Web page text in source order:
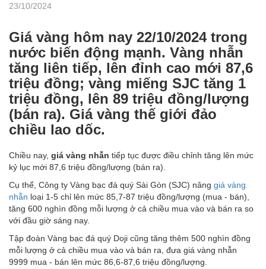
23/10/2024
Giá vàng hôm nay 22/10/2024 trong
nước biến động mạnh. Vàng nhẫn
tăng liên tiếp, lên đỉnh cao mới 87,6
triệu đồng; vàng miếng SJC tăng 1
triệu đồng, lên 89 triệu đồng/lượng
(bán ra). Giá vàng thế giới đảo
chiều lao dốc.
Chiều nay, giá vàng nhẫn tiếp tục được điều chỉnh tăng lên mức
kỷ lục mới 87,6 triệu đồng/lượng (bán ra).
Cụ thể, Công ty Vàng bạc đá quý Sài Gòn (SJC) nâng giá vàng
nhẫn loại 1-5 chỉ lên mức 85,7-87 triệu đồng/lượng (mua - bán),
tăng 600 nghìn đồng mỗi lượng ở cả chiều mua vào và bán ra so
với đầu giờ sáng nay.
Tập đoàn Vàng bạc đá quý Doji cũng tăng thêm 500 nghìn đồng
mỗi lượng ở cả chiều mua vào và bán ra, đưa giá vàng nhẫn
9999 mua - bán lên mức 86,6-87,6 triệu đồng/lượng.